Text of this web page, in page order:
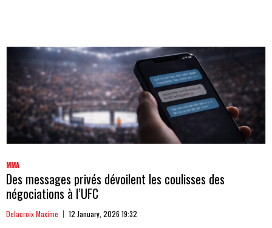
MMA
Des messages privés dévoilent les coulisses des
négociations à l’UFC
Delacroix Maxime 12 January, 2026 19:32